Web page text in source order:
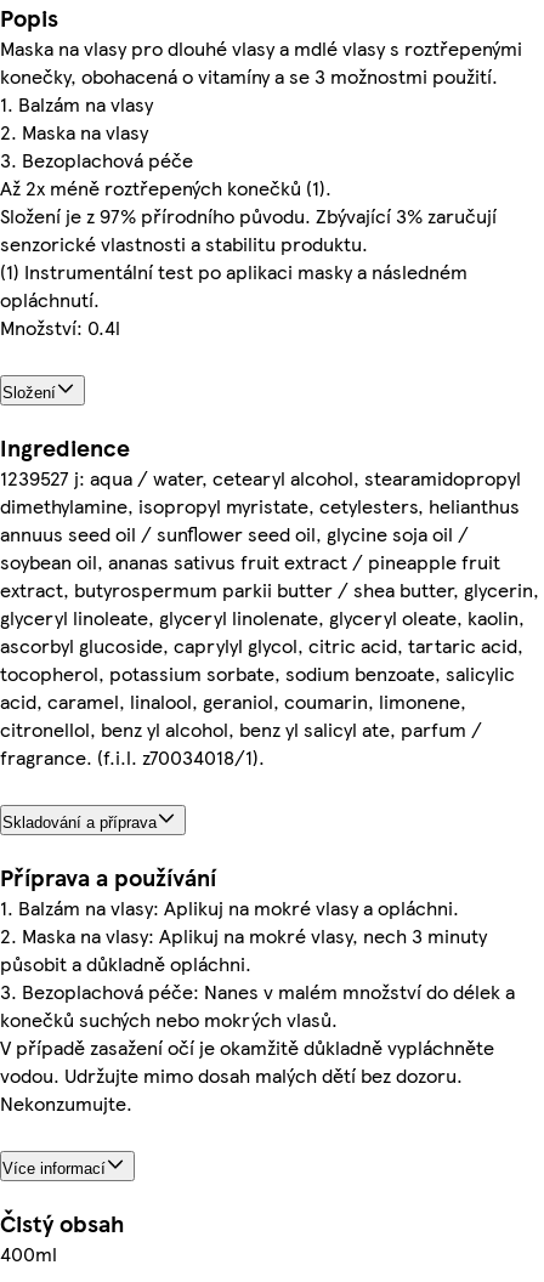
Popis
Maska na vlasy pro dlouhé vlasy a mdlé vlasy s roztřepenými
konečky, obohacená o vitamíny a se 3 možnostmi použití.
1. Balzám na vlasy
2. Maska na vlasy
3. Bezoplachová péče
Až 2x méně roztřepených konečků (1).
Složení je z 97% přírodního původu. Zbývající 3% zaručují
senzorické vlastnosti a stabilitu produktu.
(1) Instrumentální test po aplikaci masky a následném
opláchnutí.
Množství: 0.4l
Složení
Ingredience
1239527 j: aqua / water, cetearyl alcohol, stearamidopropyl
dimethylamine, isopropyl myristate, cetylesters, helianthus
annuus seed oil / sunflower seed oil, glycine soja oil /
soybean oil, ananas sativus fruit extract / pineapple fruit
extract, butyrospermum parkii butter / shea butter, glycerin,
glyceryl linoleate, glyceryl linolenate, glyceryl oleate, kaolin,
ascorbyl glucoside, caprylyl glycol, citric acid, tartaric acid,
tocopherol, potassium sorbate, sodium benzoate, salicylic
acid, caramel, linalool, geraniol, coumarin, limonene,
citronellol, benz yl alcohol, benz yl salicyl ate, parfum /
fragrance. (f.i.l. z70034018/1).
Skladování a příprava
Příprava a používání
1. Balzám na vlasy: Aplikuj na mokré vlasy a opláchni.
2. Maska na vlasy: Aplikuj na mokré vlasy, nech 3 minuty
působit a důkladně opláchni.
3. Bezoplachová péče: Nanes v malém množství do délek a
konečků suchých nebo mokrých vlasů.
V případě zasažení očí je okamžitě důkladně vypláchněte
vodou. Udržujte mimo dosah malých dětí bez dozoru.
Nekonzumujte.
Více informací
Čistý obsah
400ml